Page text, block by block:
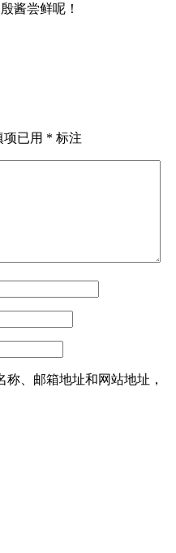
酱尝鲜呢！
项已用 * 标注
、邮箱地址和网站地址，